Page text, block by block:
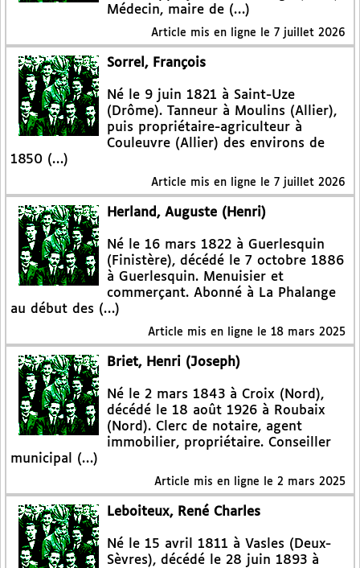
Médecin, maire de (…)
Article mis en ligne le 7 juillet 2026
Sorrel, François
Né le 9 juin 1821 à Saint-Uze
(Drôme). Tanneur à Moulins (Allier),
puis propriétaire-agriculteur à
Couleuvre (Allier) des environs de
1850 (…)
Article mis en ligne le 7 juillet 2026
Herland, Auguste (Henri)
Né le 16 mars 1822 à Guerlesquin
(Finistère), décédé le 7 octobre 1886
à Guerlesquin. Menuisier et
commerçant. Abonné à La Phalange
au début des (…)
Article mis en ligne le 18 mars 2025
Briet, Henri (Joseph)
Né le 2 mars 1843 à Croix (Nord),
décédé le 18 août 1926 à Roubaix
(Nord). Clerc de notaire, agent
immobilier, propriétaire. Conseiller
municipal (…)
Article mis en ligne le 2 mars 2025
Leboiteux, René Charles
Né le 15 avril 1811 à Vasles (Deux-
Sèvres), décédé le 28 juin 1893 à